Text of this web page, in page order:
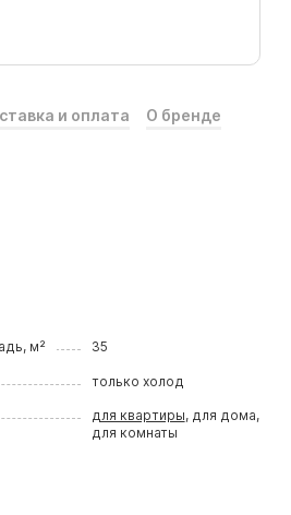
и оплата О бренде
м² 35
только холод
для квартиры, для дома,
для комнаты